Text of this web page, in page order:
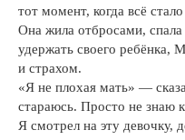
тот момент, когда всё
Она жила отбросами, спала
удержать своего ребёнка,
и страхом.
«Я не плохая мать» —
стараюсь. Просто не знаю
Я смотрел на эту девочку,